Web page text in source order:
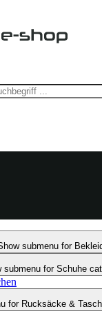
submenu for
submenu for Schuhe
for Rucksäcke &